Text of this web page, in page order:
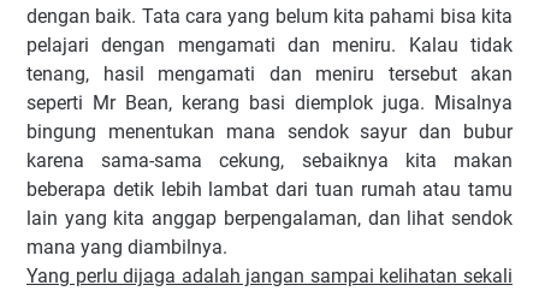
dengan baik. Tata cara yang belum kita pahami bisa kita
pelajari dengan mengamati dan meniru. Kalau tidak
tenang, hasil mengamati dan meniru tersebut akan
seperti Mr Bean, kerang basi diemplok juga. Misalnya
bingung menentukan mana sendok sayur dan bubur
karena sama-sama cekung, sebaiknya kita makan
beberapa detik lebih lambat dari tuan rumah atau tamu
lain yang kita anggap berpengalaman, dan lihat sendok
mana yang diambilnya.
Yang perlu dijaga adalah jangan sampai kelihatan sekali